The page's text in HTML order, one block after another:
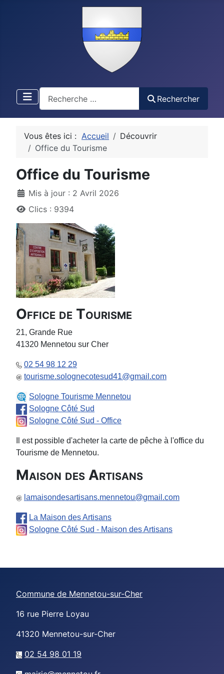
Rechercher
Vous êtes ici : Accueil
Découvrir
Office du Tourisme
Office du Tourisme
DétailsMis à jour : 2 Avril 2026
Clics : 9394
Office de Tourisme
21, Grande Rue
41320 Mennetou sur Cher
02 54 98 12 29
tourisme.solognecotesud41@gmail.com
Sologne Tourisme Mennetou
Sologne Côté Sud
Sologne Côté Sud - Office
Il est possible d'acheter la carte de pêche à l'office du
Tourisme de Mennetou.
Maison des Artisans
lamaisondesartisans.mennetou@gmail.com
La Maison des Artisans
Sologne Côté Sud - Maison des Artisans
Commune de Mennetou-sur-Cher
16 rue Pierre Loyau
41320 Mennetou-sur-Cher
02 54 98 01 19